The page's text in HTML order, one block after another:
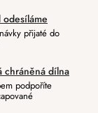
odesíláme
přijaté do
chráněná dílna
podpoříte